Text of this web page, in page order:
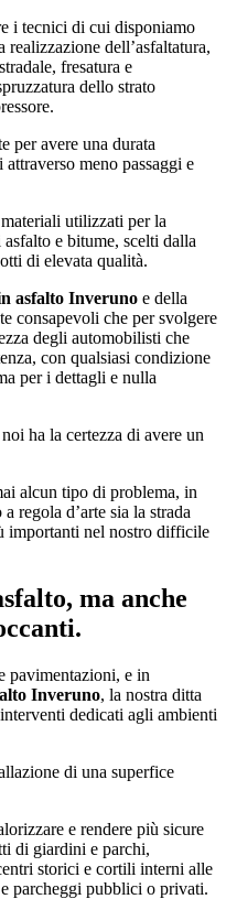
i tecnici di cui disponiamo
dell’asfaltatura,
fresatura e
dello strato
per avere una durata
meno passaggi e
utilizzati per la
e bitume, scelti dalla
di elevata qualità.
asfalto Inveruno e della
consapevoli che per svolgere
degli automobilisti che
con qualsiasi condizione
per i dettagli e nulla
ha la certezza di avere un
alcun tipo di problema, in
regola d’arte sia la strada
importanti nel nostro difficile
ma anche
pavimentazioni, e in
Inveruno, la nostra ditta
dedicati agli ambienti
di una superfice
e rendere più sicure
di giardini e parchi,
storici e cortili interni alle
parcheggi pubblici o privati.